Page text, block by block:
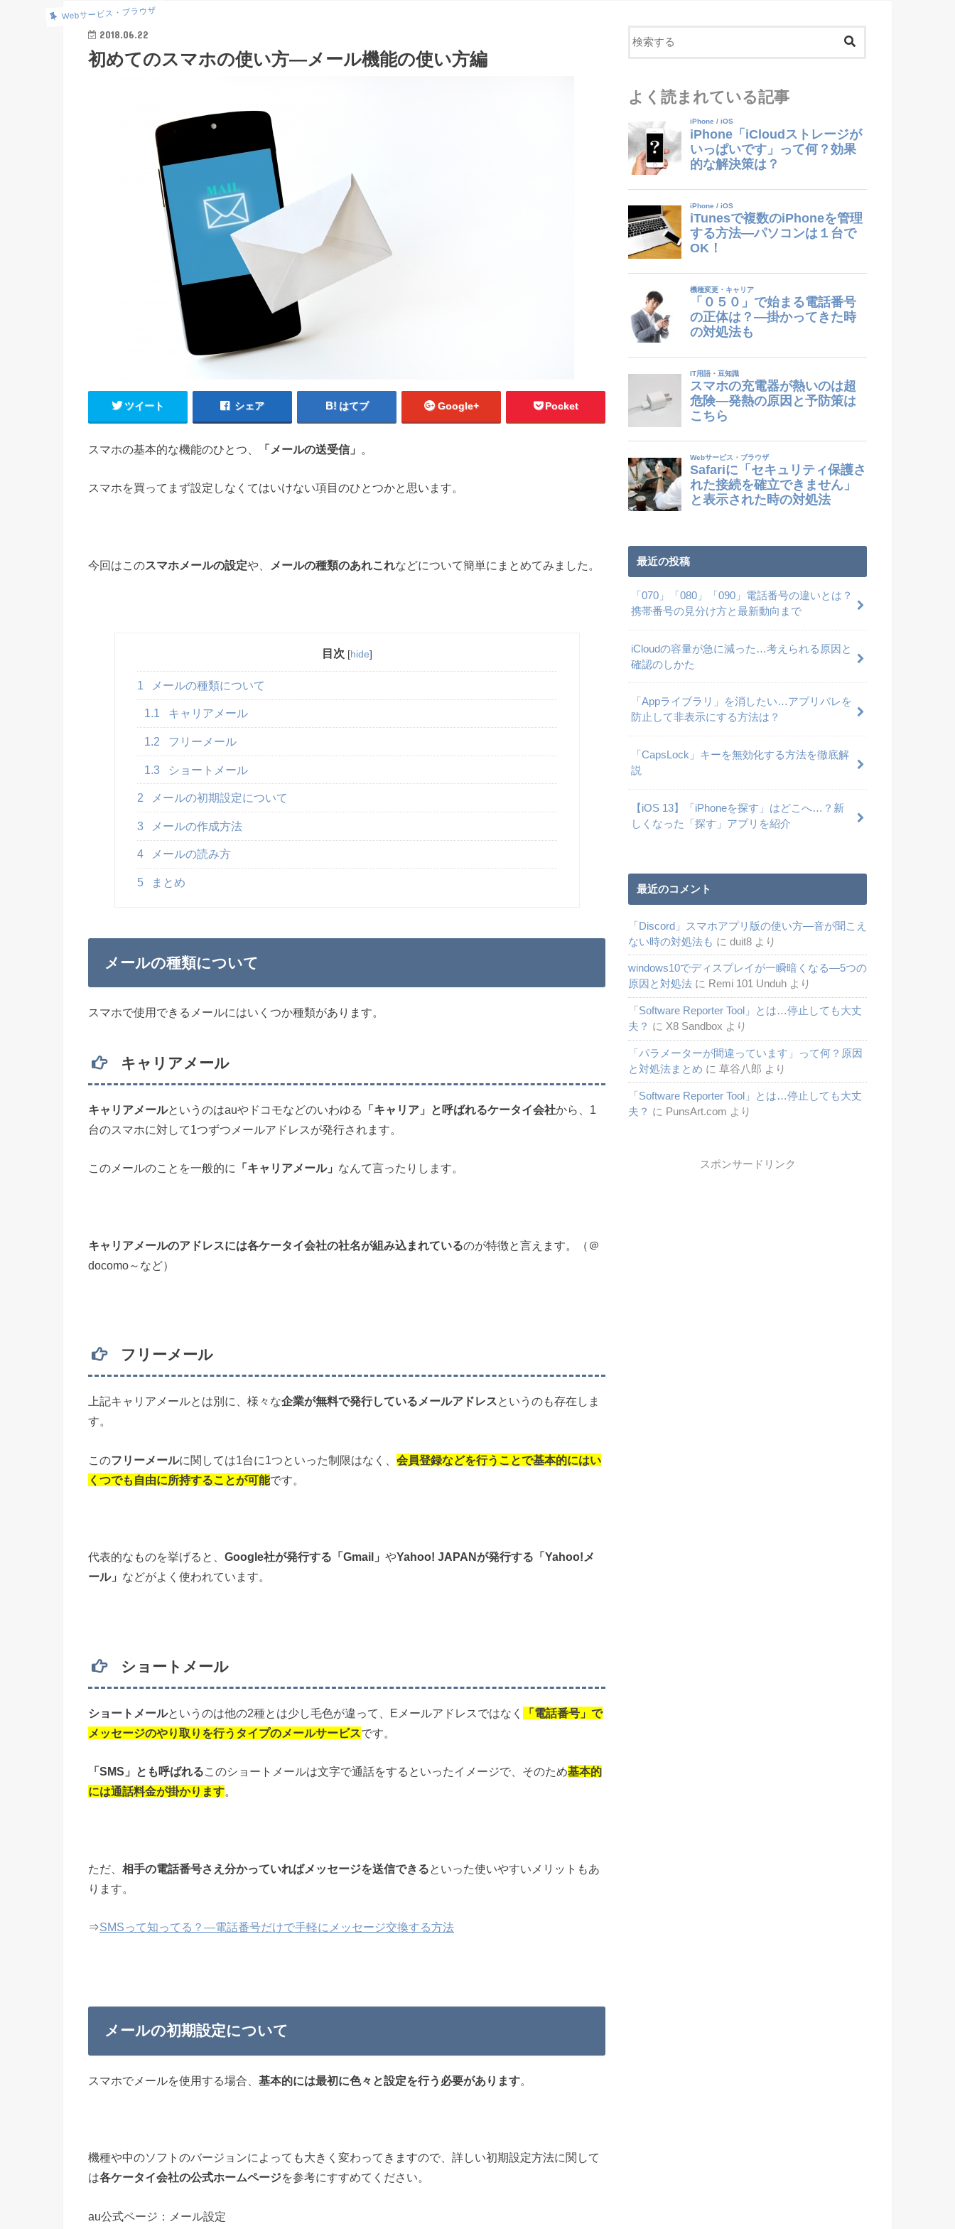
Webサービス・ブラウザ
2018.06.22
初めてのスマホの使い方―メール機能の使い方編
ツイート シェア はてブ Google+ Pocket
スマホの基本的な機能のひとつ、 「メールの送受信」 。
スマホを買ってまず設定しなくてはいけない項目のひとつかと思います。
今回はこのスマホメールの設定や、 メールの種類のあれこれなどについて簡単にまとめてみました。
目次 [hide]
1 メールの種類について
1.1 キャリアメール
1.2 フリーメール
1.3 ショートメール
2 メールの初期設定について
3 メールの作成方法
4 メールの読み方
5 まとめ
メールの種類について
スマホで使用できるメールにはいくつか種類があります。
キャリアメール
キャリアメールというのはauやドコモなどのいわゆる 「キャリア」と呼ばれるケータイ会社から、1
台のスマホに対して1つずつメールアドレスが発行されます。
このメールのことを一般的に 「キャリアメール」 なんて言ったりします。
キャリアメールのアドレスには各ケータイ会社の社名が組み込まれているのが特徴と言えます。（＠
docomo～など）
フリーメール
上記キャリアメールとは別に、様々な企業が無料で発行しているメールアドレスというのも存在しま
す。
このフリーメールに関しては1台に1つといった制限はなく、 会員登録などを行うことで基本的にはい
くつでも自由に所持することが可能です。
代表的なものを挙げると、 Google社が発行する「Gmail」 やYahoo! JAPANが発行する「Yahoo!メ
ール」 などがよく使われています。
ショートメール
ショートメールというのは他の2種とは少し毛色が違って、Eメールアドレスではなく
「電話番号」で
メッセージのやり取りを行うタイプのメールサービスです。
「SMS」とも呼ばれるこのショートメールは文字で通話をするといったイメージで、そのため基本的
には通話料金が掛かります。
ただ、 相手の電話番号さえ分かっていればメッセージを送信できるといった使いやすいメリットもあ
ります。
⇒SMSって知ってる？―電話番号だけで手軽にメッセージ交換する方法
メールの初期設定について
スマホでメールを使用する場合、 基本的には最初に色々と設定を行う必要があります。
機種や中のソフトのバージョンによっても大きく変わってきますので、詳しい初期設定方法に関して
は各ケータイ会社の公式ホームページを参考にすすめてください。
au公式ページ：メール設定
よく読まれている記事
最近の投稿
「070」「080」「090」電話番号の違いとは？
携帯番号の見分け方と最新動向まで
iCloudの容量が急に減った…考えられる原因と
確認のしかた
「Appライブラリ」を消したい…アプリバレを
防止して非表示にする方法は？
「CapsLock」キーを無効化する方法を徹底解
説
【iOS 13】「iPhoneを探す」はどこへ…？新
しくなった「探す」アプリを紹介
最近のコメント
「Discord」スマホアプリ版の使い方―音が聞こえ
ない時の対処法も に duit8 より
windows10でディスプレイが一瞬暗くなる―5つの
原因と対処法 に Remi 101 Unduh より
「Software Reporter Tool」とは…停止しても大丈
夫？ に X8 Sandbox より
「パラメーターが間違っています」って何？原因
と対処法まとめ に 草谷八郎 より
「Software Reporter Tool」とは…停止しても大丈
夫？ に PunsArt.com より
スポンサードリンク